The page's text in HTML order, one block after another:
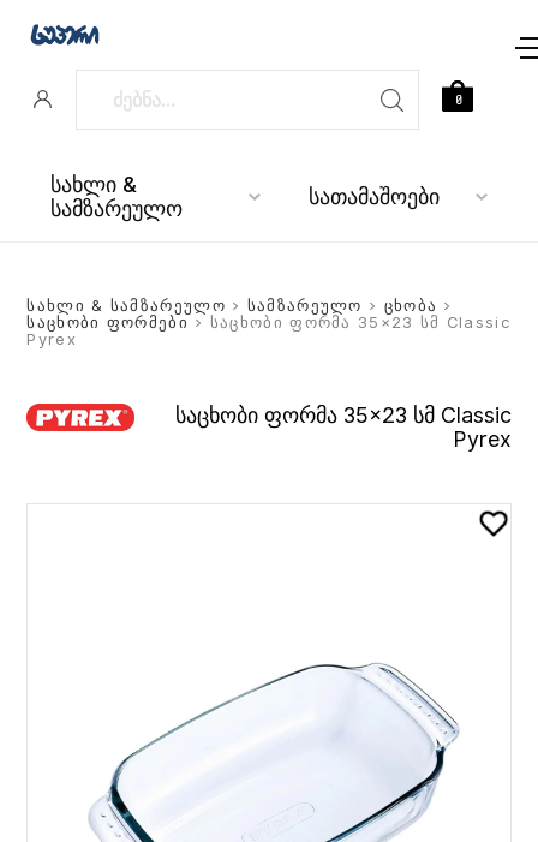
სახლი &
სამზარეულო სათამაშოები
0
სახლი & სამზარეულო > სამზარეულო > ცხობა >
საცხობი ფორმები> საცხობი ფორმა 35×23 სმ Classic
Pyrex
საცხობი ფორმა 35×23 სმ Classic
Pyrex